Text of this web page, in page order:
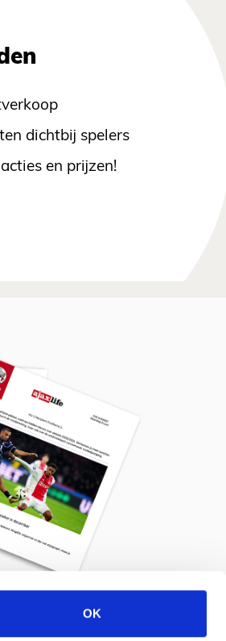
OK
dichtbij spelers
en prijzen!
de nieuwsbrief